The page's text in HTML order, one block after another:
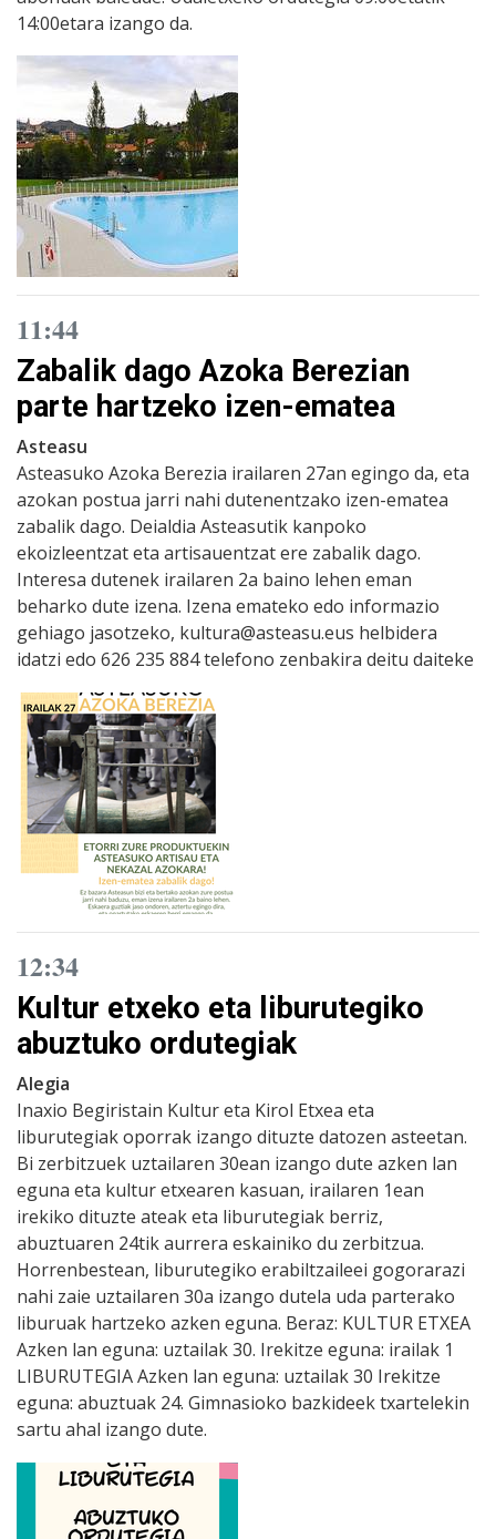
14:00etara izango da.
11:44
Zabalik dago Azoka Berezian
parte hartzeko izen-ematea
Asteasu
Asteasuko Azoka Berezia irailaren 27an egingo da, eta
azokan postua jarri nahi dutenentzako izen-ematea
zabalik dago. Deialdia Asteasutik kanpoko
ekoizleentzat eta artisauentzat ere zabalik dago.
Interesa dutenek irailaren 2a baino lehen eman
beharko dute izena. Izena emateko edo informazio
gehiago jasotzeko, kultura@asteasu.eus helbidera
idatzi edo 626 235 884 telefono zenbakira deitu daiteke
12:34
Kultur etxeko eta liburutegiko
abuztuko ordutegiak
Alegia
Inaxio Begiristain Kultur eta Kirol Etxea eta
liburutegiak oporrak izango dituzte datozen asteetan.
Bi zerbitzuek uztailaren 30ean izango dute azken lan
eguna eta kultur etxearen kasuan, irailaren 1ean
irekiko dituzte ateak eta liburutegiak berriz,
abuztuaren 24tik aurrera eskainiko du zerbitzua.
Horrenbestean, liburutegiko erabiltzaileei gogorarazi
nahi zaie uztailaren 30a izango dutela uda parterako
liburuak hartzeko azken eguna. Beraz: KULTUR ETXEA
Azken lan eguna: uztailak 30. Irekitze eguna: irailak 1
LIBURUTEGIA Azken lan eguna: uztailak 30 Irekitze
eguna: abuztuak 24. Gimnasioko bazkideek txartelekin
sartu ahal izango dute.